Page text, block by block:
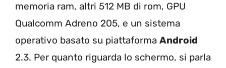
memoria ram, altri 512 MB di rom, GPU
Qualcomm Adreno 205, e un sistema
operativo basato su piattaforma Android
2.3. Per quanto riguarda lo schermo, si parla